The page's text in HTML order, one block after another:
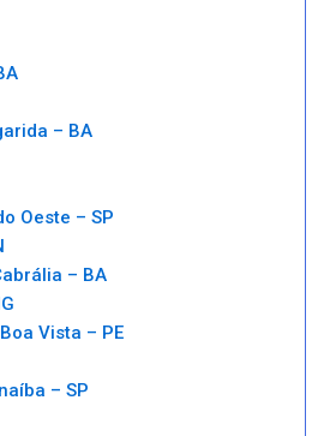
– BA
Oeste – SP
– BA
Vista – PE
– SP